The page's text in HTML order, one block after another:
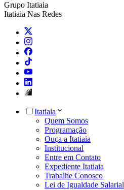
Grupo Itatiaia
Itatiaia Nas Redes
Itatiaia
Quem Somos
Programação
Ouça a Itatiaia
Institucional
Entre em Contato
Expediente Itatiaia
Trabalhe Conosco
Lei de Igualdade Salarial